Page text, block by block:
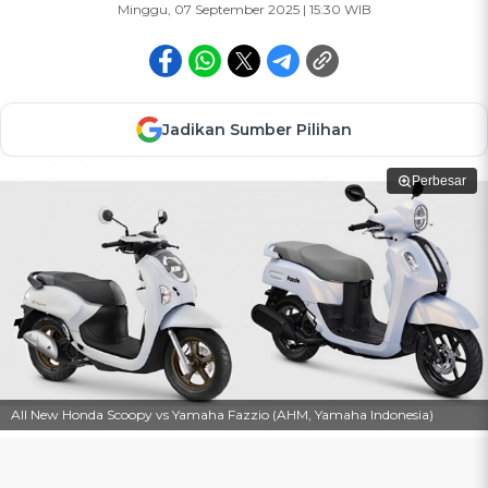
Minggu, 07 September 2025 | 15:30 WIB
Jadikan Sumber Pilihan
Perbesar
All New Honda Scoopy vs Yamaha Fazzio (AHM, Yamaha Indonesia)